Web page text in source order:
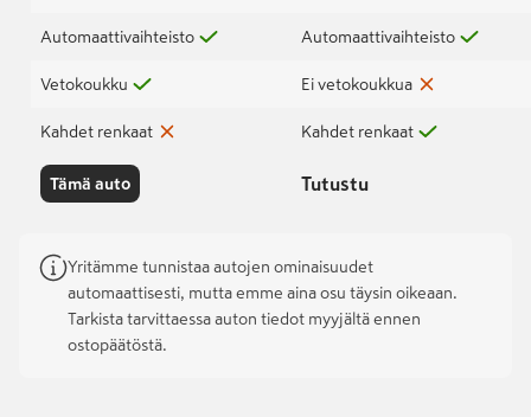
Automaattivaihteisto
Vetokoukku
Kahdet renkaat
Tämä auto
Automaattivaihteisto
Ei vetokoukkua
Kahdet renkaat
Tutustu
Yritämme tunnistaa autojen ominaisuudet
automaattisesti, mutta emme aina osu täysin oikeaan.
Tarkista tarvittaessa auton tiedot myyjältä ennen
ostopäätöstä.